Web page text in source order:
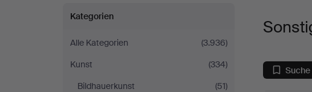
Sonstiges
bei
Colombos
Kategorien
Alle Kategorien
(3.936)
Kunst
(334)
Bildhauerkunst
(51)